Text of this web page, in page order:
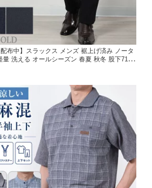
配布中】スラックス メンズ 裾上げ済み ノータ
量 洗える オールシーズン 春夏 秋冬 股下71c
トシャーリング プリーツ長持ち S〜3L ビジ
点でクーポン値引き 対象商品】